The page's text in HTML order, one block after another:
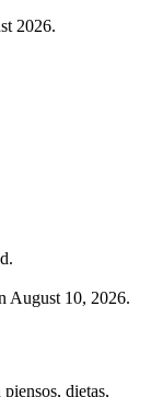
2026.
August 10, 2026.
dietas,